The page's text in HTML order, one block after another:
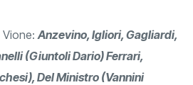
Anzevino, Igliori, Gagliardi,
(Giuntoli Dario) Ferrari,
Del Ministro (Vannini